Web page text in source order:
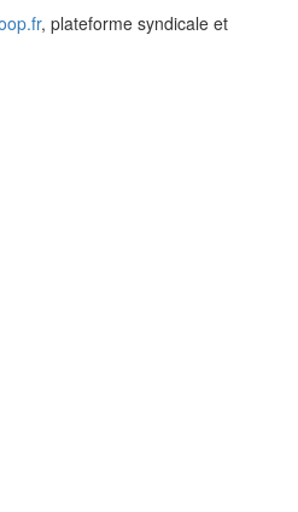
, plateforme syndicale et